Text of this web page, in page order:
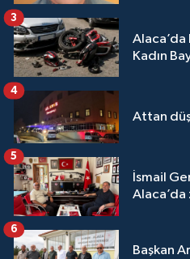
Alaca’da
Kadın
3
Attan
4
İsmail
5
Başkan
6